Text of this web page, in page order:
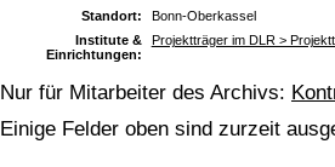
Standort:
Bonn-Oberkassel
Institute &
Einrichtungen:
Projektträger im DLR >
Nur für Mitarbeiter des Archivs:
Einige Felder oben sind zurzeit